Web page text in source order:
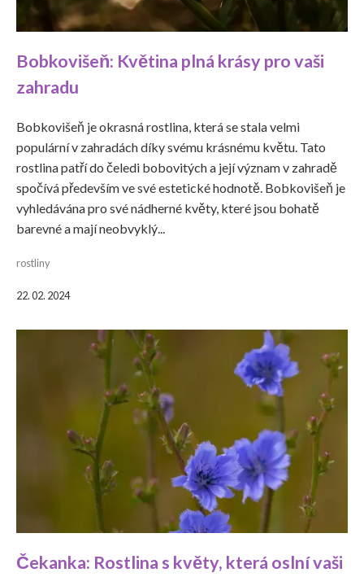
Bobkovišeň: Květina plná krásy pro vaši
zahradu
Bobkovišeň je okrasná rostlina, která se stala velmi
populární v zahradách díky svému krásnému květu. Tato
rostlina patří do čeledi bobovitých a její význam v zahradě
spočívá především ve své estetické hodnotě. Bobkovišeň je
vyhledávána pro své nádherné květy, které jsou bohatě
barevné a mají neobvyklý...
rostliny
22. 02. 2024
Čekanka: Rostlina s květy, která oslní vaši